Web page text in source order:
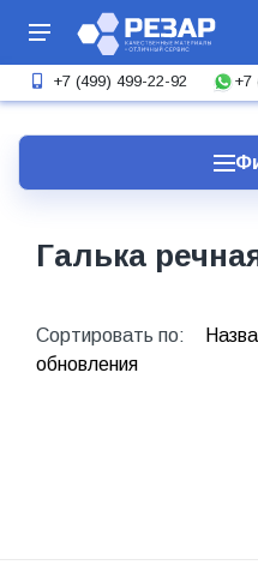
+7 (499) 499-22-92 +7
Галька
Сортировать по:
обновления